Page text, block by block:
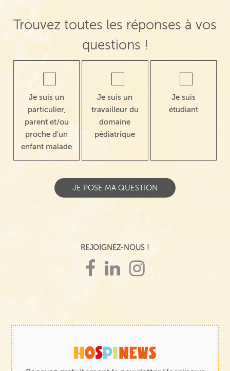
Trouvez toutes les réponses à vos
questions !
Je suis un
particulier,
parent et/ou
proche d'un
enfant malade
Je suis un
travailleur du
domaine
pédiatrique
Je suis
étudiant
REJOIGNEZ-NOUS !